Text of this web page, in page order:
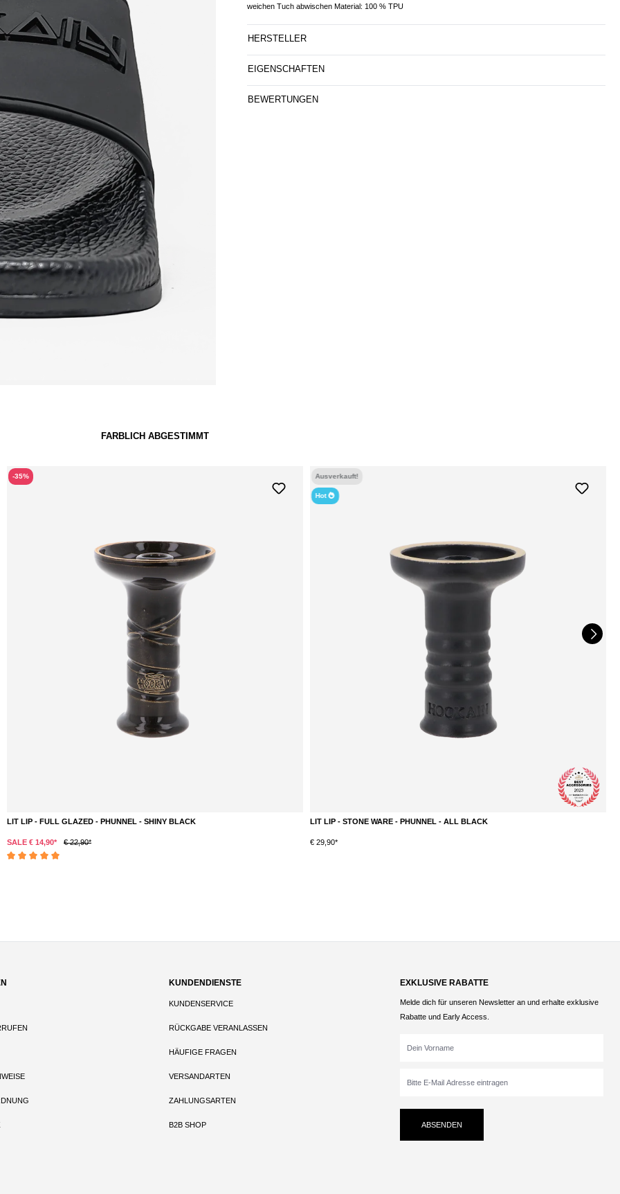
weichen Tuch abwischen Material: 100 % TPU
HERSTELLER
EIGENSCHAFTEN
BEWERTUNGEN
FARBLICH ABGESTIMMT
-35%
LIT LIP - FULL GLAZED - PHUNNEL - SHINY BLACK
SALE € 14,90* € 22,90*
Ausverkauft!
Hot
LIT LIP - STONE WARE - PHUNNEL - ALL BLACK
€ 29,90*
DETAILS
KUNDENDIENSTE
KUNDENSERVICE
RÜCKGABE VERANLASSEN
HÄUFIGE FRAGEN
VERSANDARTEN
ZAHLUNGSARTEN
B2B SHOP
EXKLUSIVE RABATTE
Melde dich für unseren Newsletter an und erhalte exklusive
Rabatte und Early Access.
ABSENDEN